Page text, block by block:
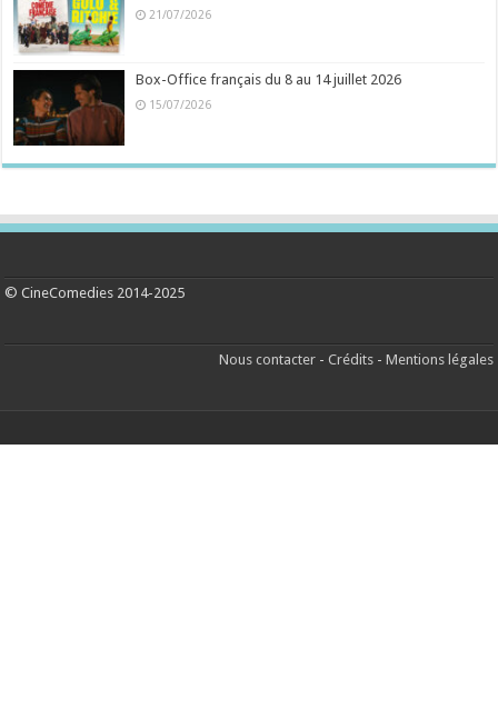
21/07/2026
Box-Office français du 8 au 14 juillet 2026
15/07/2026
© CineComedies 2014-2025
Nous contacter- Crédits- Mentions légales